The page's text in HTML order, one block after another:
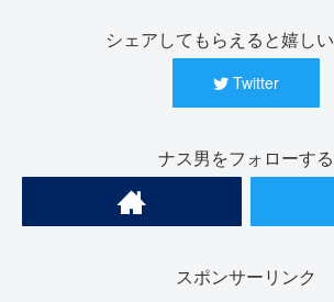
シェアしてもらえると嬉しい
Twitter
ナス男をフォローする
スポンサーリンク